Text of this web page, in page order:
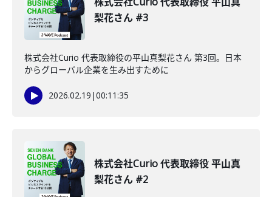
梨花さん #3
株式会社Curio 代表取締役の平山真梨花さん 第3回。日本
からグローバル企業を生み出すために
2026.02.19 |00:11:35
株式会社Curio 代表取締役 平山真
梨花さん #2